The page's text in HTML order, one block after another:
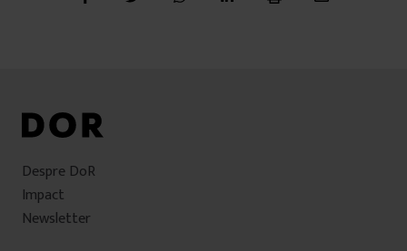
Despre DoR
Impact
Newsletter